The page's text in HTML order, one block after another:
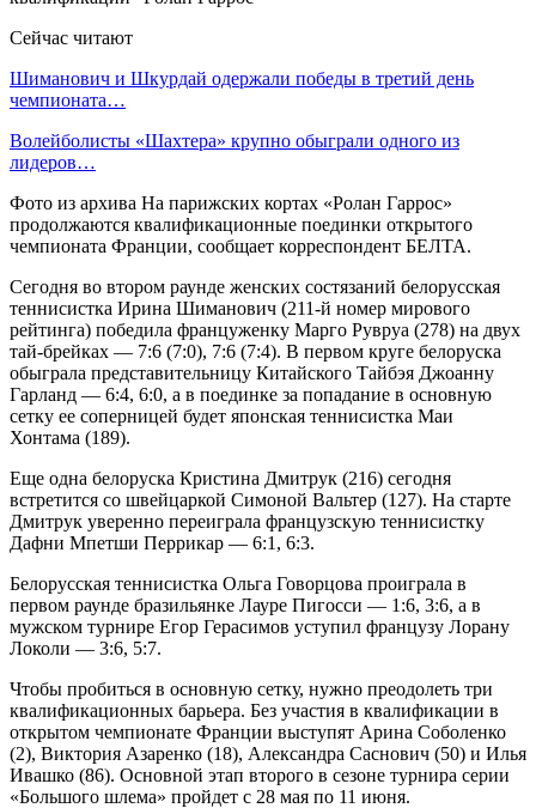
Сейчас читают
Шиманович и Шкурдай одержали победы в третий день
чемпионата…
Волейболисты «Шахтера» крупно обыграли одного из
лидеров…
Фото из архива На парижских кортах «Ролан Гаррос»
продолжаются квалификационные поединки открытого
чемпионата Франции, сообщает корреспондент БЕЛТА.
Сегодня во втором раунде женских состязаний белорусская
теннисистка Ирина Шиманович (211-й номер мирового
рейтинга) победила француженку Марго Рувруа (278) на двух
тай-брейках — 7:6 (7:0), 7:6 (7:4). В первом круге белоруска
обыграла представительницу Китайского Тайбэя Джоанну
Гарланд — 6:4, 6:0, а в поединке за попадание в основную
сетку ее соперницей будет японская теннисистка Маи
Хонтама (189).
Еще одна белоруска Кристина Дмитрук (216) сегодня
встретится со швейцаркой Симоной Вальтер (127). На старте
Дмитрук уверенно переиграла французскую теннисистку
Дафни Мпетши Перрикар — 6:1, 6:3.
Белорусская теннисистка Ольга Говорцова проиграла в
первом раунде бразильянке Лауре Пигосси — 1:6, 3:6, а в
мужском турнире Егор Герасимов уступил французу Лорану
Локоли — 3:6, 5:7.
Чтобы пробиться в основную сетку, нужно преодолеть три
квалификационных барьера. Без участия в квалификации в
открытом чемпионате Франции выступят Арина Соболенко
(2), Виктория Азаренко (18), Александра Саснович (50) и Илья
Ивашко (86). Основной этап второго в сезоне турнира серии
«Большого шлема» пройдет с 28 мая по 11 июня.